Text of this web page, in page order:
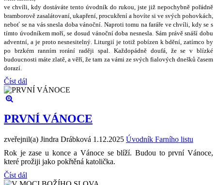
ve chvíli, kdy dostáváte tento úvodník do rukou, jste již nepochybně pořádně
bramborově zasalátovaní, ukapření, procukření a hovíte si ve svých pohovkách,
neboť se na vás snesla doba vánoční. Naproti tomu na faráře ve chvíli, kdy se s
tímto úvodníkem moří, se dosud vánoční doba nesnesla. Sám právěsnáší dobu
adventní, a je proto nesnesitelný . Liturgií je totiž pobízen k bdění, zatímco by
po brzkém ranním rorání raději spal. Každopádně doufá, že se v blízké
budoucnosti máte zlatě , a věří,že tam za vámi ze svých fialových dnešků časem
dorazí.
Číst dál
PRVNÍ VÁNOCE
zveřejnil(a) Jindra Drábková 1.12.2025 Úvodník Farního listu
Rok je zase u konce a Vánoce se blíží. Budou to první Vánoce,
které prožiji jako pokřtěná katolička.
Číst dál